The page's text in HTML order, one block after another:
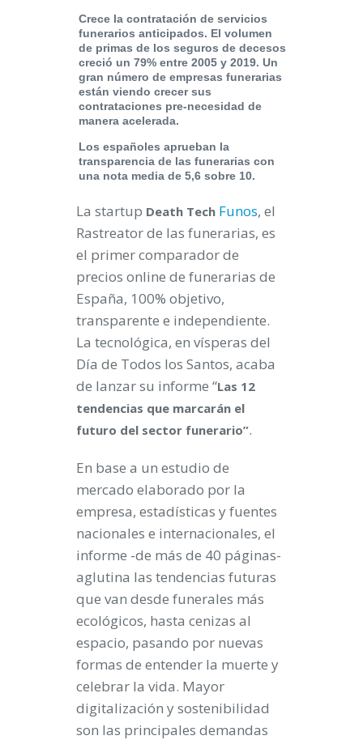
Crece la contratación de servicios
funerarios anticipados. El volumen
de primas de los seguros de decesos
creció un 79% entre 2005 y 2019. Un
gran número de empresas funerarias
están viendo crecer sus
contrataciones pre-necesidad de
manera acelerada.
Los españoles aprueban la
transparencia de las funerarias con
una nota media de 5,6 sobre 10.
La startup Death Tech Funos, el
Rastreator de las funerarias, es
el primer comparador de
precios online de funerarias de
España, 100% objetivo,
transparente e independiente.
La tecnológica, en vísperas del
Día de Todos los Santos, acaba
de lanzar su informe “Las 12
tendencias que marcarán el
futuro del sector funerario”.
En base a un estudio de
mercado elaborado por la
empresa, estadísticas y fuentes
nacionales e internacionales, el
informe -de más de 40 páginas-
aglutina las tendencias futuras
que van desde funerales más
ecológicos, hasta cenizas al
espacio, pasando por nuevas
formas de entender la muerte y
celebrar la vida. Mayor
digitalización y sostenibilidad
son las principales demandas